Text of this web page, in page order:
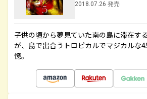
2018.07.26 発売
子供の頃から夢見ていた南の島に滞在す
が、島で出合うトロピカルでマジカルな
憶。